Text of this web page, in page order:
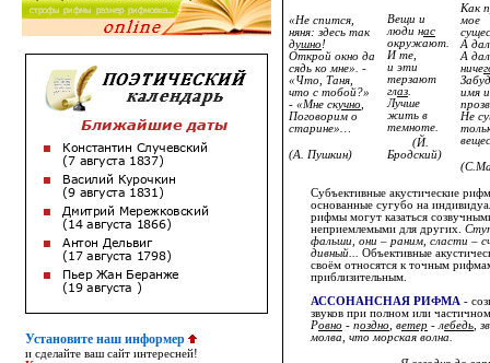
Установите наш информер
и сделайте ваш сайт интересней!
«Не спится,
няня: здесь так
душно!
Открой окно да
сядь ко мне». -
«Что, Таня,
что с тобой?»
- «Мне скучно,
Поговорим о
старине»…
(А. Пушкин)
Вещи и
люди нас
окружают.
И те,
и эти
терзают
глаз.
Лучше
жить в
темноте.
(Й.
Бродский)
Как
мое
А
А
ниче
имя и
Не
Субъективные акустические
основанные сугубо на
рифмы могут казаться
неприемлемыми для других.
фальши, они – раним, сласти –
дивный... Объективные
своём относятся к точным
приблизительным.
АССОНАНСНАЯ РИФМА -
звуков при полном или
Ровно - поздно , ветер - лебедь ,
молва, что морская волна.